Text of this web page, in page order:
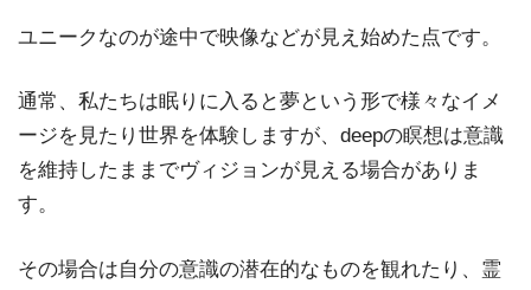
ユニークなのが途中で映像などが見え始めた点です。
通常、私たちは眠りに入ると夢という形で様々なイメ
ージを見たり世界を体験しますが、deepの瞑想は意識
を維持したままでヴィジョンが見える場合がありま
す。
その場合は自分の意識の潜在的なものを観れたり、霊